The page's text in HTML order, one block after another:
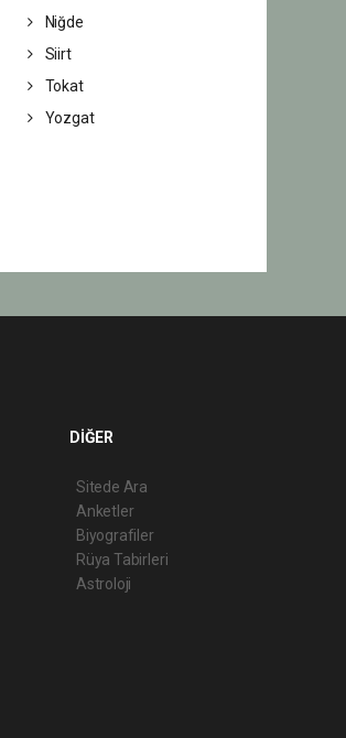
Niğde
Siirt
Tokat
Yozgat
DİĞER
Sitede Ara
Anketler
Biyografiler
Rüya Tabirleri
Astroloji